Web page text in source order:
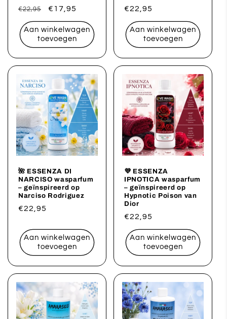
Normale
prijs
€22,95 Aanbiedingsprijs
€17,95
Aan winkelwagen
toevoegen
Normale
prijs
€22,95
Aan winkelwagen
toevoegen
🌺 ESSENZA DI
NARCISO wasparfum
– geïnspireerd op
Narciso Rodriguez
Normale
€22,95
Aan winkelwagen
toevoegen
💜 ESSENZA
IPNOTICA wasparfum
– geïnspireerd op
Hypnotic Poison van
Dior
Normale
prijs
€22,95
Aan winkelwagen
toevoegen